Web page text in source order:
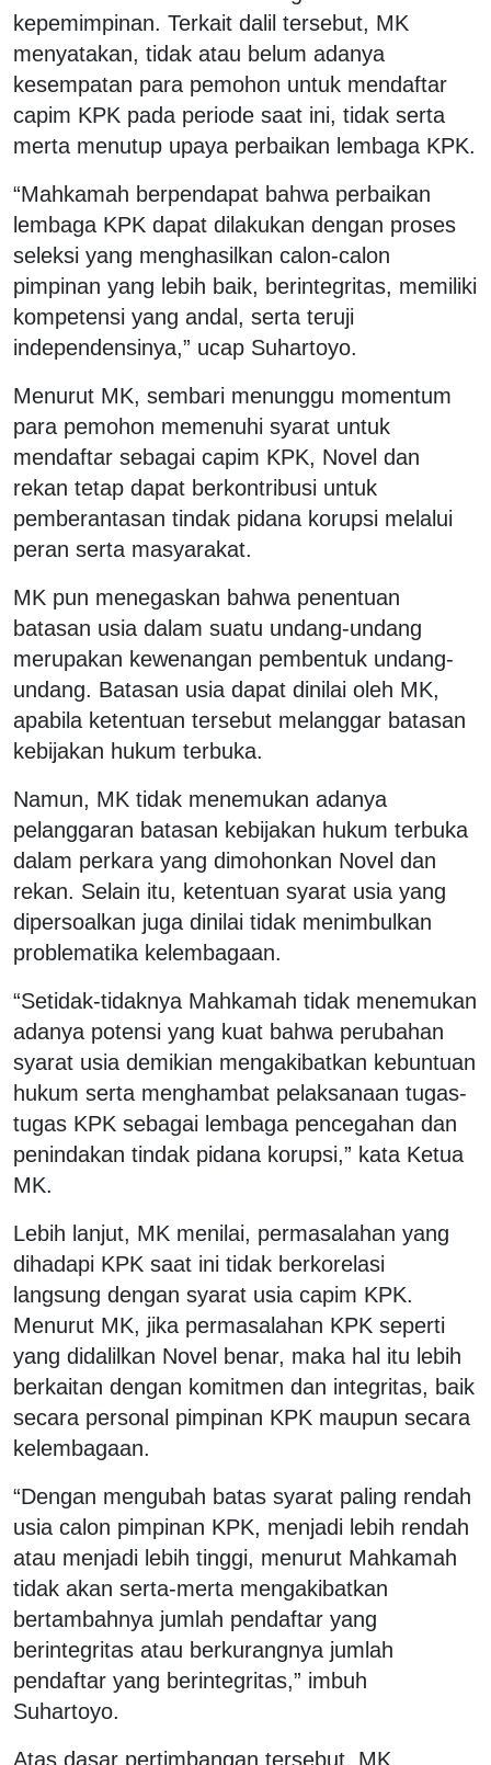
kepemimpinan. Terkait dalil tersebut, MK
menyatakan, tidak atau belum adanya
kesempatan para pemohon untuk mendaftar
capim KPK pada periode saat ini, tidak serta
merta menutup upaya perbaikan lembaga KPK.
“Mahkamah berpendapat bahwa perbaikan
lembaga KPK dapat dilakukan dengan proses
seleksi yang menghasilkan calon-calon
pimpinan yang lebih baik, berintegritas, memiliki
kompetensi yang andal, serta teruji
independensinya,” ucap Suhartoyo.
Menurut MK, sembari menunggu momentum
para pemohon memenuhi syarat untuk
mendaftar sebagai capim KPK, Novel dan
rekan tetap dapat berkontribusi untuk
pemberantasan tindak pidana korupsi melalui
peran serta masyarakat.
MK pun menegaskan bahwa penentuan
batasan usia dalam suatu undang-undang
merupakan kewenangan pembentuk undang-
undang. Batasan usia dapat dinilai oleh MK,
apabila ketentuan tersebut melanggar batasan
kebijakan hukum terbuka.
Namun, MK tidak menemukan adanya
pelanggaran batasan kebijakan hukum terbuka
dalam perkara yang dimohonkan Novel dan
rekan. Selain itu, ketentuan syarat usia yang
dipersoalkan juga dinilai tidak menimbulkan
problematika kelembagaan.
“Setidak-tidaknya Mahkamah tidak menemukan
adanya potensi yang kuat bahwa perubahan
syarat usia demikian mengakibatkan kebuntuan
hukum serta menghambat pelaksanaan tugas-
tugas KPK sebagai lembaga pencegahan dan
penindakan tindak pidana korupsi,” kata Ketua
MK.
Lebih lanjut, MK menilai, permasalahan yang
dihadapi KPK saat ini tidak berkorelasi
langsung dengan syarat usia capim KPK.
Menurut MK, jika permasalahan KPK seperti
yang didalilkan Novel benar, maka hal itu lebih
berkaitan dengan komitmen dan integritas, baik
secara personal pimpinan KPK maupun secara
kelembagaan.
“Dengan mengubah batas syarat paling rendah
usia calon pimpinan KPK, menjadi lebih rendah
atau menjadi lebih tinggi, menurut Mahkamah
tidak akan serta-merta mengakibatkan
bertambahnya jumlah pendaftar yang
berintegritas atau berkurangnya jumlah
pendaftar yang berintegritas,” imbuh
Suhartoyo.
Atas dasar pertimbangan tersebut, MK